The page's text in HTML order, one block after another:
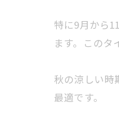
特に9月から
ます。この
秋の涼しい時
最適です。